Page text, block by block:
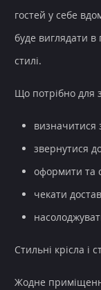
гостей у себе
буде виглядати в
стилі.
Що потрібно для
визначитися
звернутися
оформити та
чекати
Стильні крісла і
Жодне